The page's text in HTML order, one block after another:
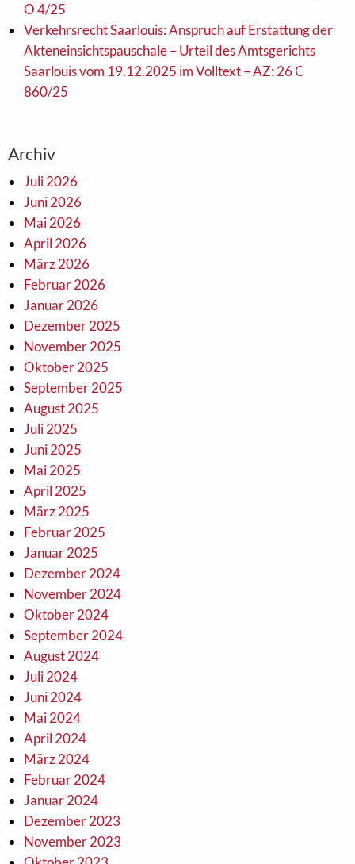
O 4/25
Verkehrsrecht Saarlouis: Anspruch auf Erstattung der
Akteneinsichtspauschale – Urteil des Amtsgerichts
Saarlouis vom 19.12.2025 im Volltext – AZ: 26 C
860/25
Archiv
Juli 2026
Juni 2026
Mai 2026
April 2026
März 2026
Februar 2026
Januar 2026
Dezember 2025
November 2025
Oktober 2025
September 2025
August 2025
Juli 2025
Juni 2025
Mai 2025
April 2025
März 2025
Februar 2025
Januar 2025
Dezember 2024
November 2024
Oktober 2024
September 2024
August 2024
Juli 2024
Juni 2024
Mai 2024
April 2024
März 2024
Februar 2024
Januar 2024
Dezember 2023
November 2023